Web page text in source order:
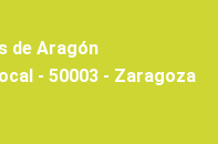
de Aragón
- 50003 - Zaragoza